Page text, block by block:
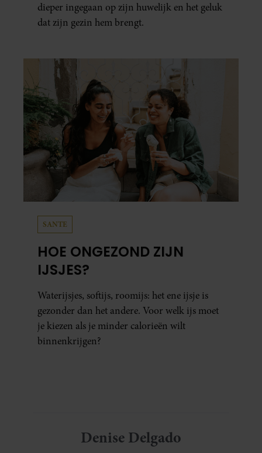
dieper ingegaan op zijn huwelijk en het geluk
dat zijn gezin hem brengt.
SANTE
HOE ONGEZOND ZIJN
IJSJES?
Waterijsjes, softijs, roomijs: het ene ijsje is
gezonder dan het andere. Voor welk ijs moet
je kiezen als je minder calorieën wilt
binnenkrijgen?
Denise Delgado